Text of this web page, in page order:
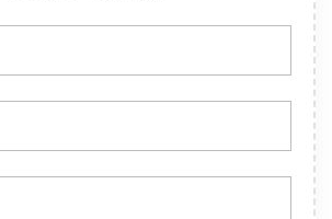
ns à 100% !